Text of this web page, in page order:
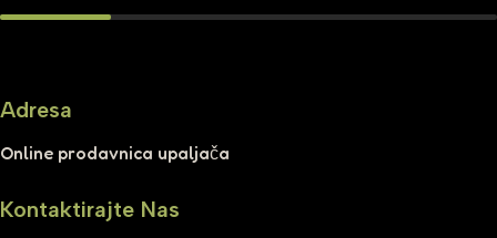
Adresa
Online prodavnica upaljača
Kontaktirajte Nas